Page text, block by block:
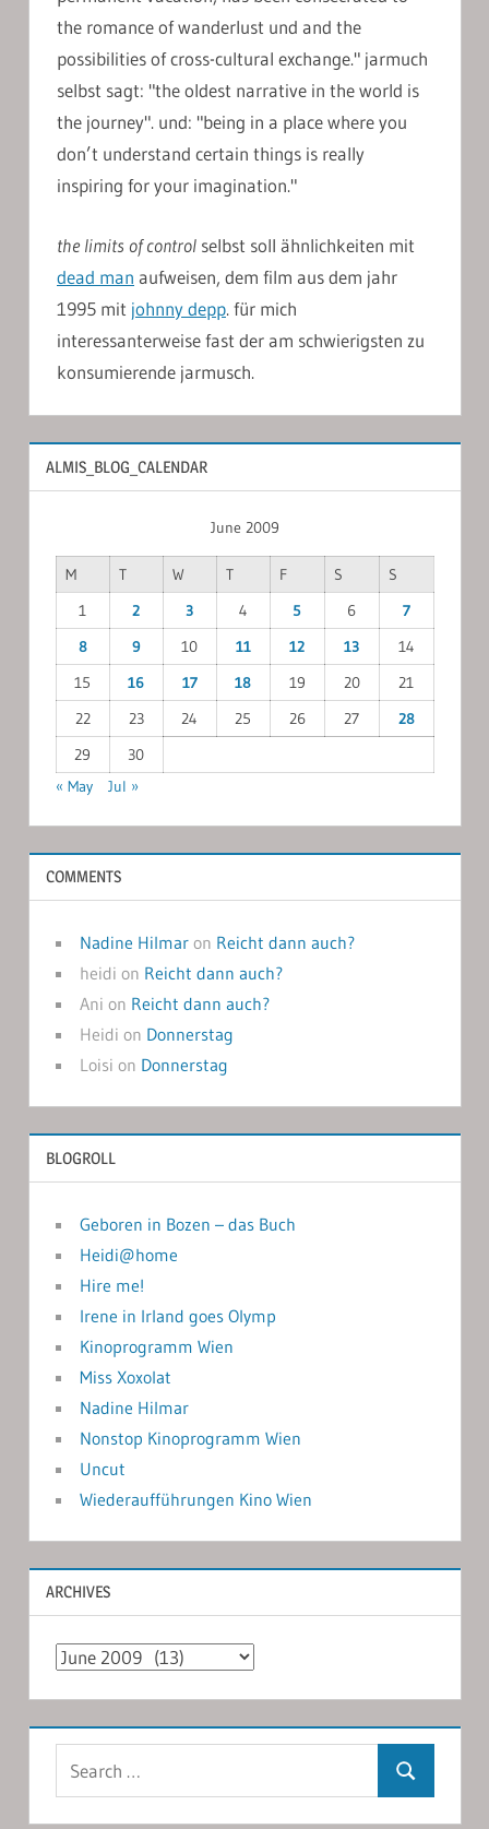
the romance of wanderlust und and the
possibilities of cross-cultural exchange." jarmuch
selbst sagt: "the oldest narrative in the world is
the journey". und: "being in a place where you
don’t understand certain things is really
inspiring for your imagination."
the limits of control selbst soll ähnlichkeiten mit
dead man aufweisen, dem film aus dem jahr
1995 mit johnny depp. für mich
interessanterweise fast der am schwierigsten zu
konsumierende jarmusch.
ALMIS_BLOG_CALENDAR
June 2009
M T W T F S
S
1
2 3 4 5 6
7
8
9 10 11 12 13
14
15
16 17 18 19 20
21
22
23 24 25 26 27
28
29
30
« May
Jul »
COMMENTS
Nadine Hilmaron Reicht dann auch?
heidi on Reicht dann auch?
Ani on Reicht dann auch?
Heidi on Donnerstag
Loisi on Donnerstag
BLOGROLL
Geboren in Bozen – das Buch
Heidi@home
Hire me!
Irene in Irland goes Olymp
Kinoprogramm Wien
Miss Xoxolat
Nadine Hilmar
Nonstop Kinoprogramm Wien
Uncut
Wiederaufführungen Kino Wien
ARCHIVES
Archives
Search